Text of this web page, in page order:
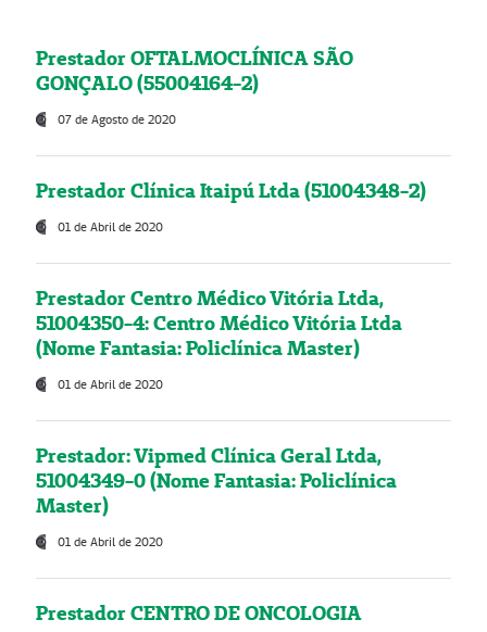
Prestador OFTALMOCLÍNICA SÃO
GONÇALO (55004164-2)
07 de Agosto de 2020
Prestador Clínica Itaipú Ltda (51004348-2)
01 de Abril de 2020
Prestador Centro Médico Vitória Ltda,
51004350-4: Centro Médico Vitória Ltda
(Nome Fantasia: Policlínica Master)
01 de Abril de 2020
Prestador: Vipmed Clínica Geral Ltda,
51004349-0 (Nome Fantasia: Policlínica
Master)
01 de Abril de 2020
Prestador CENTRO DE ONCOLOGIA